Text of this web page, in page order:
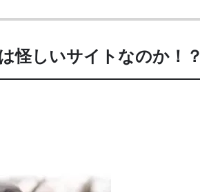
怪しいサイトなのか！？